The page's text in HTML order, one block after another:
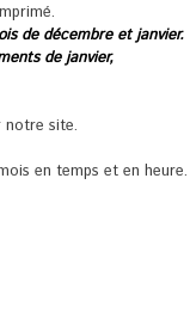
de décembre et janvier.
de janvier,
notre site.
en temps et en heure.